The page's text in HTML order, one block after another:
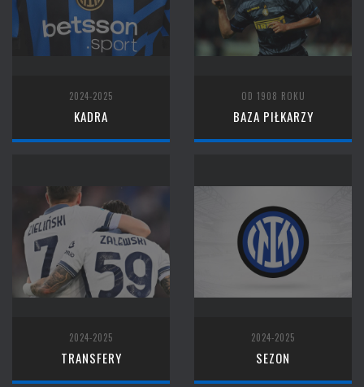
2024-2025
KADRA
OD 1908 ROKU
BAZA PIŁKARZY
2024-2025
TRANSFERY
2024-2025
SEZON